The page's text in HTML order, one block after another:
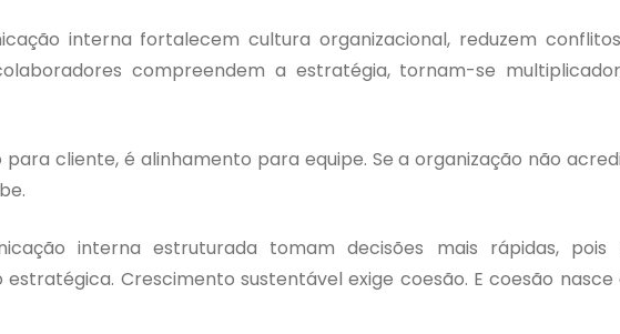
interna fortalecem cultura organizacional, reduzem
compreendem a estratégia, tornam-se
cliente, é alinhamento para equipe. Se a organização não
interna estruturada tomam decisões mais rápidas, pois
Crescimento sustentável exige coesão. E coesão nasce